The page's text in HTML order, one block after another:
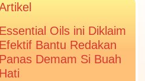
Essential Oils ini Diklaim
Efektif Bantu Redakan
Panas Demam Si Buah
Hati